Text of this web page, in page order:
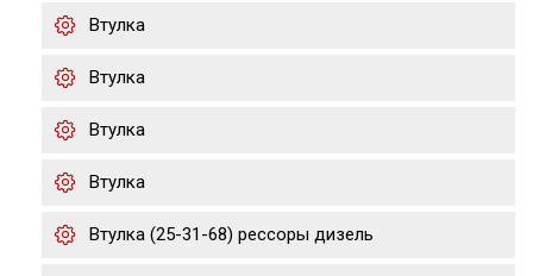
Втулка
Втулка
Втулка
Втулка
Втулка (25-31-68) рессоры дизель